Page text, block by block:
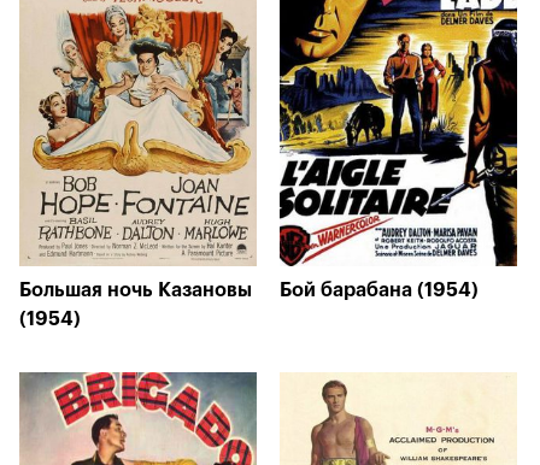
Большая ночь Казановы
(1954)
Бой барабана (1954)